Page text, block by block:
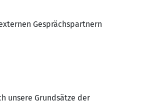
Gesprächspartnern
unsere Grundsätze der